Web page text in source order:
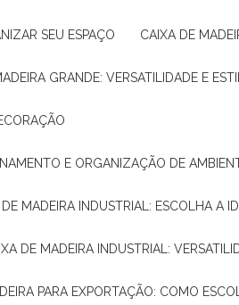
SEU ESPAÇO CAIXA DE
GRANDE: VERSATILIDADE E
E ORGANIZAÇÃO DE
DE MADEIRA INDUSTRIAL: ESCOLHA A
DE MADEIRA INDUSTRIAL:
PARA EXPORTAÇÃO: COMO